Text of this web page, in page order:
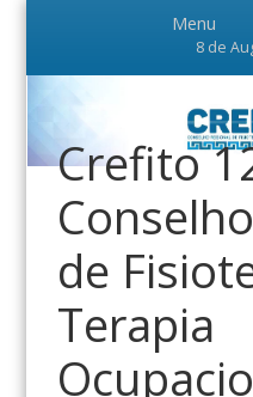
8 de
Crefito
de
Terapia